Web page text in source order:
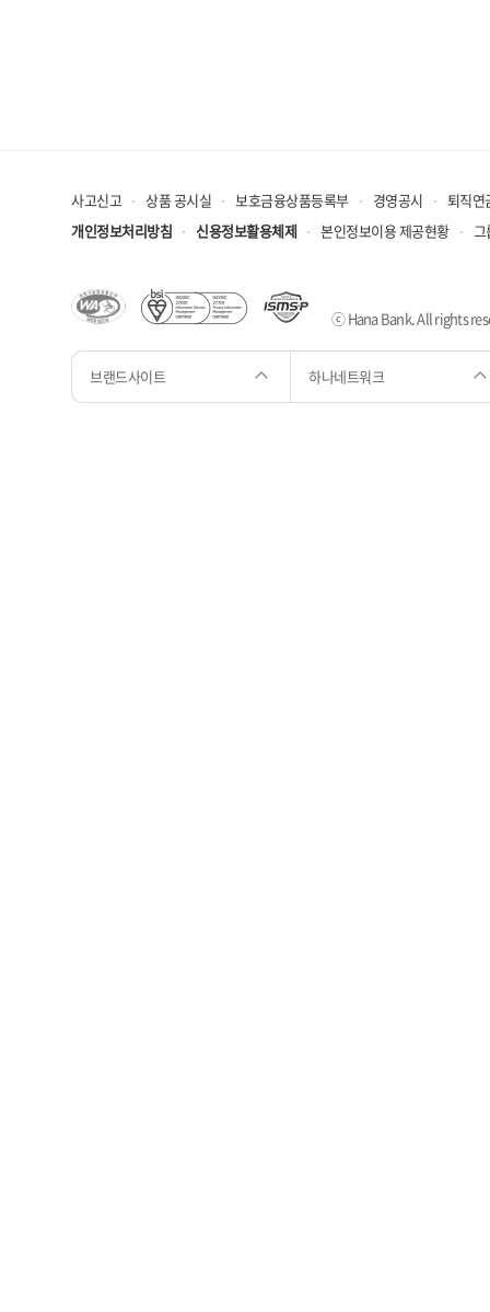
사고신고 상품 공시실 보호금융상품등록부 경영공시
퇴직연
개인정보처리방침
신용정보활용체제 본인정보이용 제공현황 그
ⓒ Hana Bank. All rights
브랜드사이트 하나네트워크